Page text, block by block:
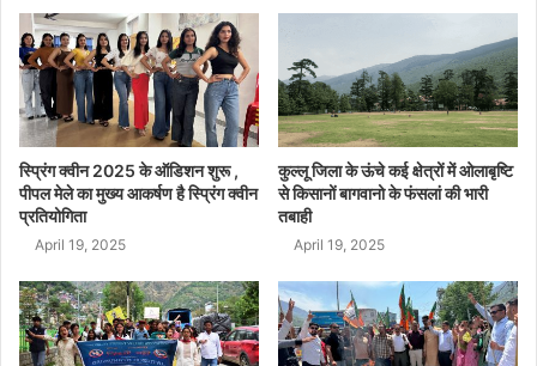
स्प्रिंग क्वीन 2025 के ऑडिशन शुरू ,
पीपल मेले का मुख्य आकर्षण है स्प्रिंग क्वीन
प्रतियोगिता
April 19, 2025
कुल्लू जिला के ऊंचे कई क्षेत्रों में ओलाबृष्टि
से किसानों बागवानो के फंसलां की भारी
तबाही
April 19, 2025